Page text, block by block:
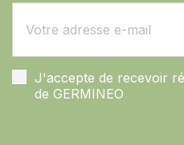
J'accepte de recevoir
de GERMINEO